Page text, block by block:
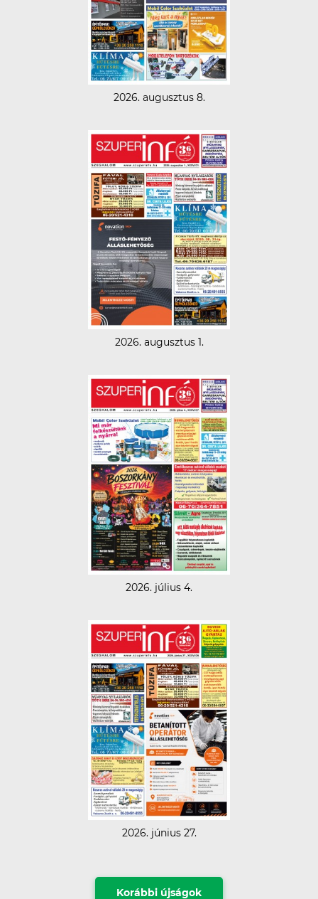
2026. augusztus 8.
2026. augusztus 1.
2026. július 4.
2026. június 27.
Korábbi újságok